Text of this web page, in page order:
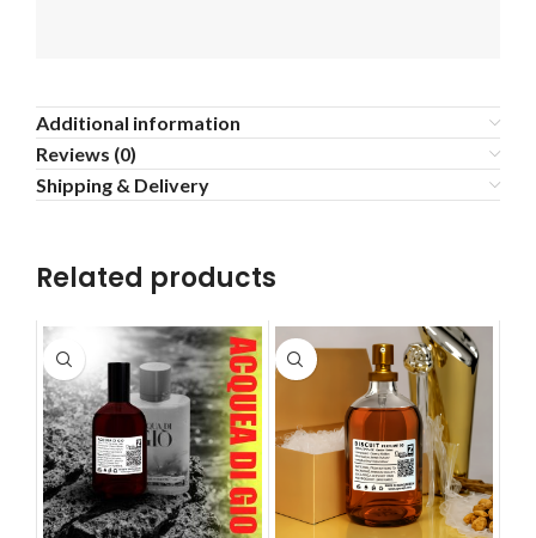
Additional information
Reviews (0)
Shipping & Delivery
Related products